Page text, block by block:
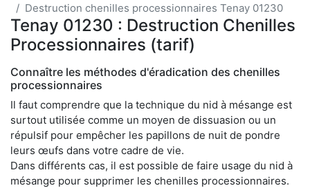
Destruction chenilles processionnaires Tenay 01230
Tenay 01230 : Destruction Chenilles
Processionnaires (tarif)
Connaître les méthodes d'éradication des chenilles
processionnaires
Il faut comprendre que la technique du nid à mésange est
surtout utilisée comme un moyen de dissuasion ou un
répulsif pour empêcher les papillons de nuit de pondre
leurs œufs dans votre cadre de vie.
Dans différents cas, il est possible de faire usage du nid à
mésange pour supprimer les chenilles processionnaires.